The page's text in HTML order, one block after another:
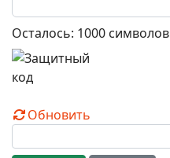
Осталось: 1000 символов
Обновить